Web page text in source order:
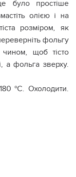
було простіше
олією і на
розміром, як
фольгу
щоб тісто
а фольга зверху.
ºС. Охолодити.